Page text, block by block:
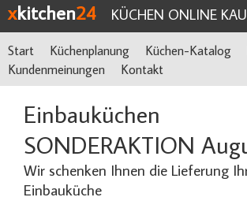
xkitchen24 KÜCHEN ONLINE
Start Küchenplanung Küchen-Katalog
Kundenmeinungen
Kontakt
Einbauküchen
SONDERAKTION
Wir schenken Ihnen die Lieferung
Einbauküche